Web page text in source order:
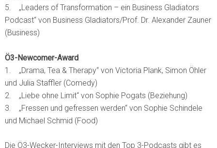
5. „Leaders of Transformation – ein Business Gladiators
Podcast“ von Business Gladiators/Prof. Dr. Alexander Zauner
(Business)
Ö3-Newcomer-Award
1. „Drama, Tea & Therapy“ von Victoria Plank, Simon Öhler
und Julia Staffler (Comedy)
2. „Liebe ohne Limit“ von Sophie Pogats (Beziehung)
3. „Fressen und gefressen werden“ von Sophie Schindele
und Michael Schmid (Food)
Die Ö3-Wecker-Interviews mit den Top 3-Podcasts gibt es